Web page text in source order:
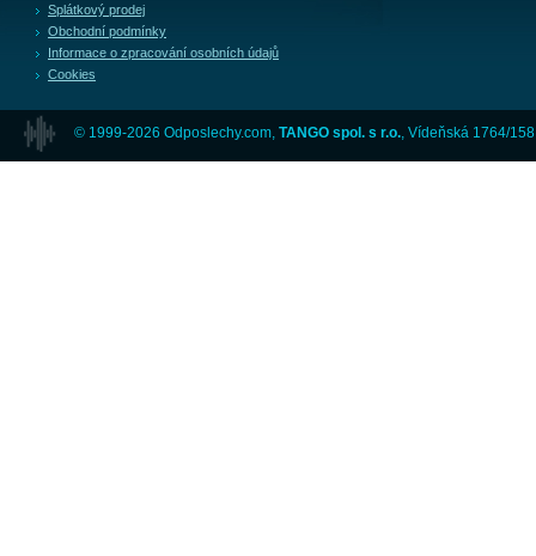
Splátkový prodej
Obchodní podmínky
Informace o zpracování osobních údajů
Cookies
© 1999-2026 Odposlechy.com, TANGO spol. s r.o. , Vídeňská 1764/